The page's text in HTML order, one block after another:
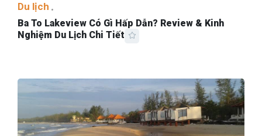
Du lịch
Ba To Lakeview Có Gì Hấp Dẫn? Review & Kinh
Nghiệm Du Lịch Chi Tiết